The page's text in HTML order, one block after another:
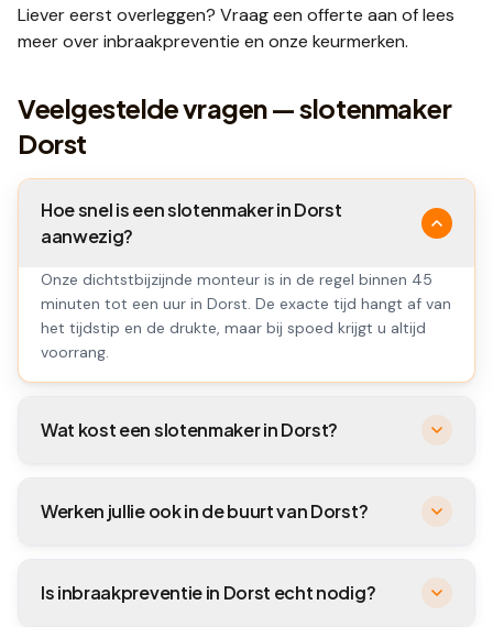
Liever eerst overleggen? Vraag een offerte aan of lees
meer overinbraakpreventie en onze keurmerken.
Veelgestelde vragen — slotenmaker
Dorst
Hoe snel is een slotenmaker in Dorst
aanwezig?
Onze dichtstbijzijnde monteur is in de regel binnen 45
minuten tot een uur in Dorst. De exacte tijd hangt af van
het tijdstip en de drukte, maar bij spoed krijgt u altijd
voorrang.
Wat kost een slotenmaker in Dorst?
Werken jullie ook in de buurt van Dorst?
Is inbraakpreventie in Dorst echt nodig?